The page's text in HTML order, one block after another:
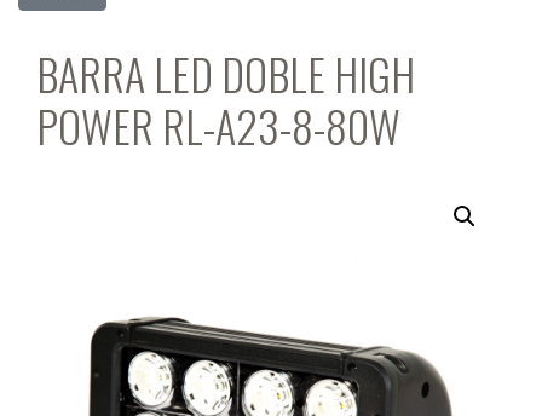
BARRA LED DOBLE HIGH
POWER RL-A23-8-80W